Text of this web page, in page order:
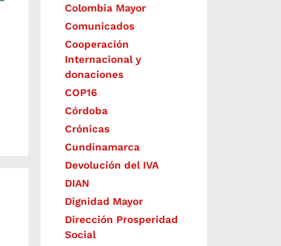
Colombia Mayor
Comunicados
Cooperación
Internacional y
donaciones
COP16
Córdoba
Crónicas
Cundinamarca
Devolución del IVA
DIAN
Dignidad Mayor
Dirección Prosperidad
Social